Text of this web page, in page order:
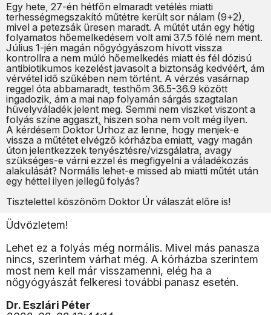
Egy hete, 27-én hétfőn elmaradt vetélés miatti
terhességmegszakító műtétre került sor nálam (9+2),
mivel a petezsák üresen maradt. A műtét után egy hétig
folyamatos hőemelkedésem volt ami 37.5 fölé nem ment.
Július 1-jén magán nőgyógyászom hívott vissza
kontrollra a nem múló hőemelkedés miatt és fél dózisú
antibiotikumos kezelést javasolt a biztonság kedvéért, ám
vérvétel idő szűkében nem történt. A vérzés vasárnap
reggel óta abbamaradt, testhőm 36.5-36.9 között
ingadozik, ám a mai nap folyamán sárgás szagtalan
hüvelyváladék jelent meg. Semmi nem viszket viszont a
folyás színe aggaszt, hiszen soha nem volt még ilyen.
A kérdésem Doktor Úrhoz az lenne, hogy menjek-e
vissza a műtétet elvégző kórházba emiatt, vagy magán
úton jelentkezzek tenyésztésre/vizsgálatra, avagy
szükséges-e várni ezzel és megfigyelni a váladékozás
alakulását? Normális lehet-e missed ab miatti műtét után
egy héttel ilyen jellegű folyás?
Tisztelettel köszönöm Doktor Úr válaszát előre is!
Üdvözletem!
Lehet ez a folyás még normális. Mivel más panasza
nincs, szerintem várhat még. A kórházba szerintem
most nem kell már visszamenni, elég ha a
nőgyógyászát felkeresi további panasz esetén.
Dr. Eszlári Péter